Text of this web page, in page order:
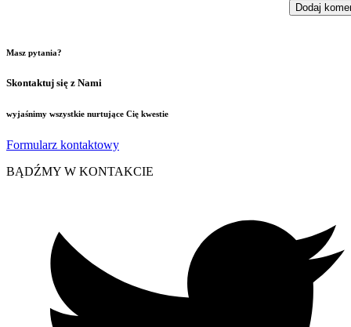
Masz pytania?
Skontaktuj się z Nami
wyjaśnimy wszystkie nurtujące Cię kwestie
Formularz kontaktowy
BĄDŹMY W KONTAKCIE